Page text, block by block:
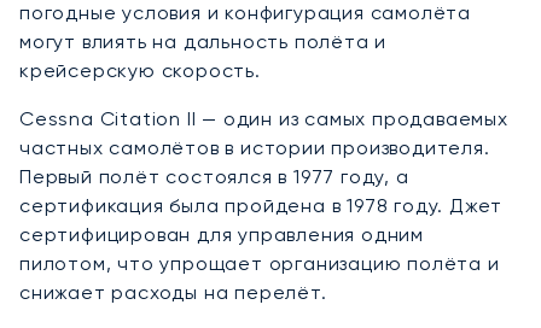
погодные условия и конфигурация самолёта
могут влиять на дальность полёта и
крейсерскую скорость.
Cessna Citation II — один из самых продаваемых
частных самолётов в истории производителя.
Первый полёт состоялся в 1977 году, а
сертификация была пройдена в 1978 году. Джет
сертифицирован для управления одним
пилотом, что упрощает организацию полёта и
снижает расходы на перелёт.